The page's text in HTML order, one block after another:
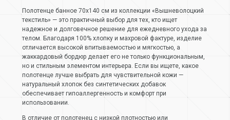
Полотенце банное 70х140 см из коллекции «Вышневолоцкий
текстиль» — это практичный выбор для тех, кто ищет
надежное и долговечное решение для ежедневного ухода за
телом. Благодаря 100% хлопку и махровой фактуре, изделие
отличается высокой впитываемостью и мягкостью, а
жаккардовый бордюр делает его не только функциональным,
но и стильным элементом интерьера. Если вы ищете, какое
полотенце лучше выбрать для чувствительной кожи —
натуральный хлопок без синтетических добавок
обеспечивает гипоаллергенность и комфорт при
использовании.
В отличие от полотенец с низкой плотностью или